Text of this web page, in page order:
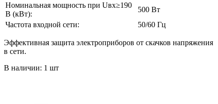
Номинальная мощность при Uвх≥190
В (кВт):
500 Вт
Частота входной сети:
50/60 Гц
Эффективная защита электроприборов от скачков напряжения
в сети.
В наличии: 1 шт